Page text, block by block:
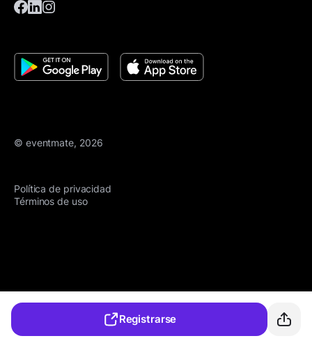
© eventmate, 2026
Política de privacidad
Términos de uso
Registrarse